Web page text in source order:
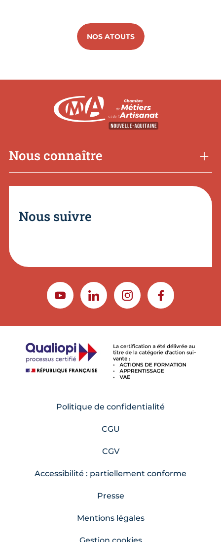
NOS ATOUTS
Nous connaître
Nous suivre
YOUTUBELINKEDININSTAGRAMFACEBOOK
Politique de confidentialité
CGU
CGV
Accessibilité : partiellement conforme
Presse
Mentions légales